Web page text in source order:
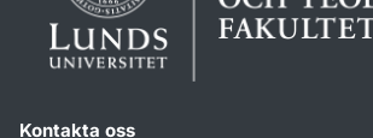
Kontakta oss